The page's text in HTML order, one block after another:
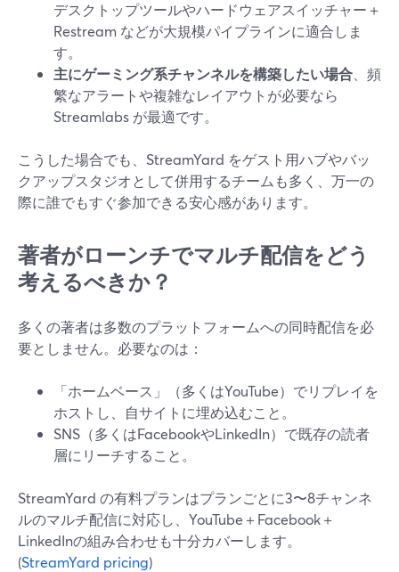
デスクトップツールやハードウェアスイッチャー＋
Restream などが大規模パイプラインに適合しま
す。
主にゲーミング系チャンネルを構築したい場合 、頻
繁なアラートや複雑なレイアウトが必要なら
Streamlabs が最適です。
こうした場合でも、StreamYard をゲスト用ハブやバッ
クアップスタジオとして併用するチームも多く、万一の
際に誰でもすぐ参加できる安心感があります。
著者がローンチでマルチ配信をどう
考えるべきか？
多くの著者は多数のプラットフォームへの同時配信を必
要としません。必要なのは：
「ホームベース」（多くはYouTube）でリプレイを
ホストし、自サイトに埋め込むこと。
SNS（多くはFacebookやLinkedIn）で既存の読者
層にリーチすること。
StreamYard の有料プランはプランごとに3〜8チャンネ
ルのマルチ配信に対応し、YouTube＋Facebook＋
LinkedInの組み合わせも十分カバーします。
(StreamYard pricing)